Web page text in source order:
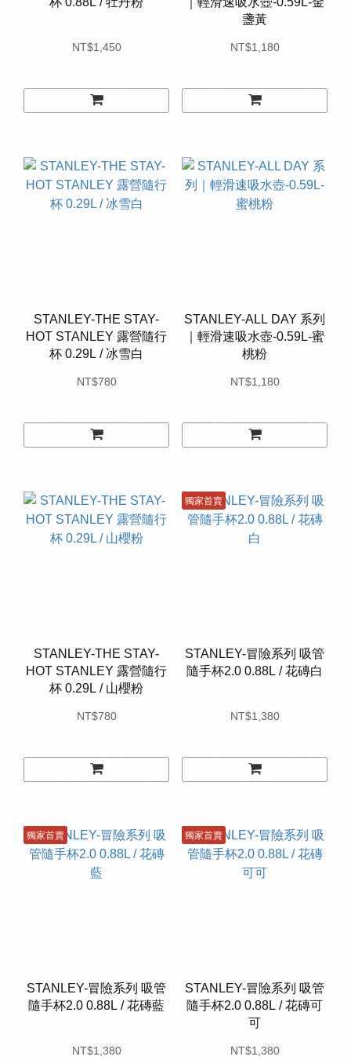
NT$1,450
盞黃
NT$1,180
STANLEY-THE STAY-
HOT STANLEY 露營隨行
杯 0.29L / 冰雪白
NT$780
STANLEY-ALL DAY 系列
｜輕滑速吸水壺-0.59L-蜜
桃粉
NT$1,180
STANLEY-THE STAY-
HOT STANLEY 露營隨行
杯 0.29L / 山櫻粉
NT$780
獨家首賣
STANLEY-冒險系列 吸管
隨手杯2.0 0.88L / 花磚白
NT$1,380
獨家首賣
STANLEY-冒險系列 吸管
隨手杯2.0 0.88L / 花磚藍
NT$1,380
獨家首賣
STANLEY-冒險系列 吸管
隨手杯2.0 0.88L / 花磚可
可
NT$1,380